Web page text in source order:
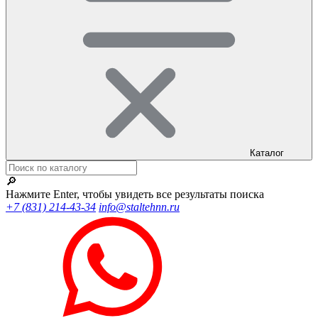
Каталог
🔎
Нажмите Enter, чтобы увидеть все результаты поиска
+7 (831) 214-43-34 info@staltehnn.ru